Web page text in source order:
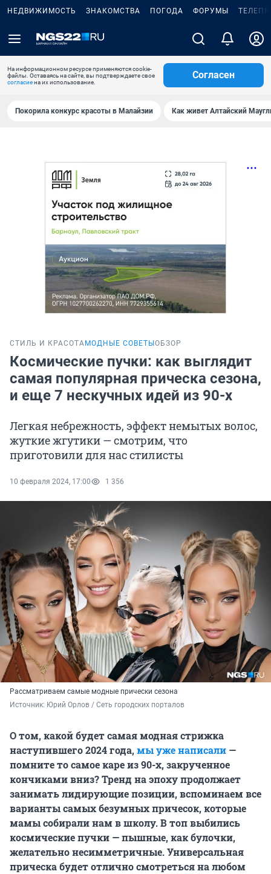
НЕДВИЖИМОСТЬ ЗНАКОМСТВА ПОГОДА ФОРУМЫ
На информационном ресурсе применяются cookie-
файлы. Оставаясь на сайте, вы подтверждаете свое
согласиена их использование.
Согласен
Покорила конкурс красоты в Малайзии Как живет Алтайский
СТИЛЬ И КРАСОТА МОДНЫЕ СОВЕТЫ ОБЗОР
Космические пучки: как выглядит
самая популярная прическа сезона,
и еще 7 нескучных идей из 90-х
Легкая небрежность, эффект немытых волос,
жуткие жгутики — смотрим, что
приготовили для нас стилисты
10 февраля 2024, 17:00 1 356
Рассматриваем самые модные прически сезона
Источник: Юрий Орлов / Сеть городских порталов
О том, какой будет самая модная стрижка
наступившего 2024 года,мы уже написали —
помните то самое каре из 90-х, закрученное
кончиками вниз? Тренд на эпоху продолжает
занимать лидирующие позиции, вспоминаем все
варианты самых безумных причесок, которые
мамы собирали нам в школу. В топ выбились
космические пучки — пышные, как булочки,
желательно несимметричные. Универсальная
прическа будет отлично смотреться на любом